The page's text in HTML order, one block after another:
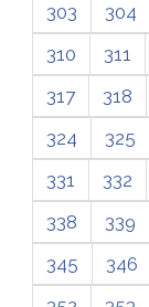
303
304
310
311
317
318
324
325
331
332
338
339
345
346